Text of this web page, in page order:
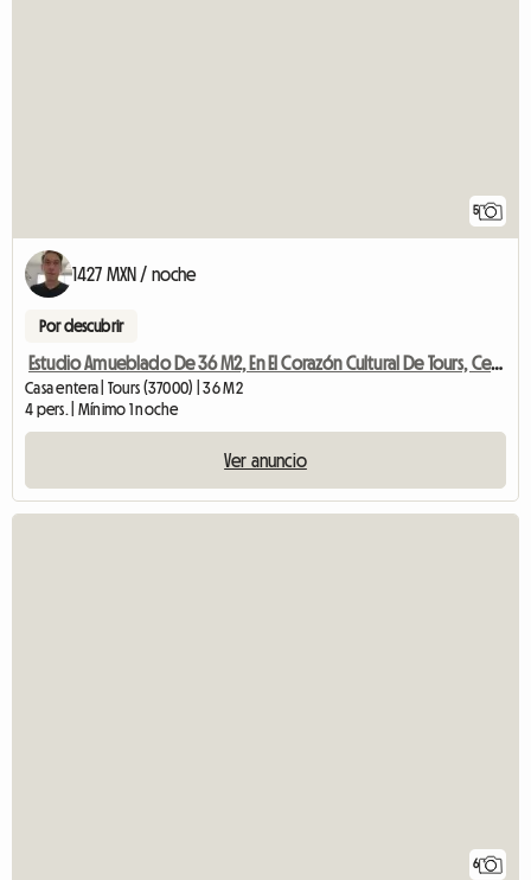
5
1427 MXN / noche
Por descubrir
Estudio Amueblado De 36 M2, En El Corazón Cultural De Tours, Cerca
Casa entera | Tours (37000) | 36 M2
4 pers. | Mínimo 1 noche
Ver anuncio
6